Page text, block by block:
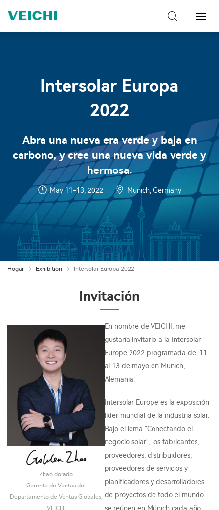
Intersolar Europa
2022
Abra una nueva era verde y baja en
carbono, y cree una nueva vida verde y
hermosa.
May 11-13, 2022 Munich, Germany
Hogar Exhibition Intersolar Europa 2022
Invitación
Zhao dorado
Gerente de Ventas del
Departamento de Ventas Globales,
VEICHI
En nombre de VEICHI, me
gustaría invitarlo a la Intersolar
Europe 2022 programada del 11
al 13 de mayo en Munich,
Alemania.
Intersolar Europe es la exposición
líder mundial de la industria solar.
Bajo el lema "Conectando el
negocio solar", los fabricantes,
proveedores, distribuidores,
proveedores de servicios y
planificadores y desarrolladores
de proyectos de todo el mundo
se reúnen en Múnich cada año